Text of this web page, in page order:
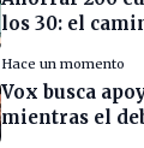
los 30: el
Hace un momento
Vox busca
mientras el